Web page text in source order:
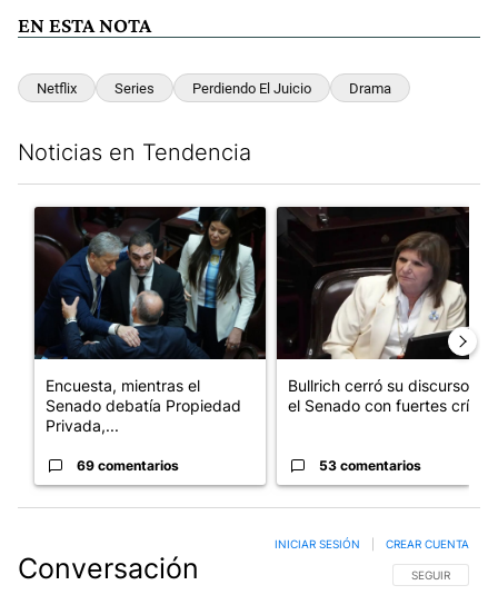
EN ESTA NOTA
Netflix Series Perdiendo El Juicio Drama
Noticias en Tendencia
Un artículo de tendencia con el título "Encuesta, mientras el
Encuesta, mientras el
Senado debatía Propiedad
Privada,...
69 comentarios
Un artículo de tendencia
Bullrich cerró su discurso en
el Senado con fuertes crí...
53 comentarios
Conversación SIGA ESTA
SEGUIR
INICIAR SESIÓN CREAR CUENTA